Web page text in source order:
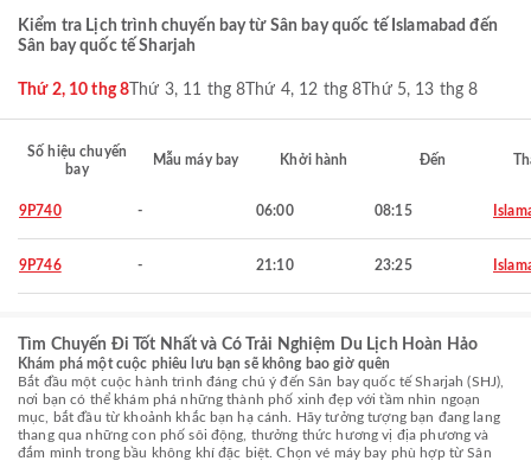
Kiểm tra Lịch trình chuyến bay từ Sân bay quốc tế Islamabad đến
Sân bay quốc tế Sharjah
Thứ 2, 10 thg 8 Thứ 3, 11 thg 8 Thứ 4, 12 thg 8 Thứ 5, 13 thg 8
Số hiệu chuyến
bay
Mẫu máy bay Khởi hành Đến
9P740 - 06:00 08:15
9P746 - 21:10 23:25
Tìm Chuyến Đi Tốt Nhất và Có Trải Nghiệm Du Lịch Hoàn Hảo
Khám phá một cuộc phiêu lưu bạn sẽ không bao giờ quên
Bắt đầu một cuộc hành trình đáng chú ý đến Sân bay quốc tế Sharjah (SHJ),
nơi bạn có thể khám phá những thành phố xinh đẹp với tầm nhìn ngoạn
mục, bắt đầu từ khoảnh khắc bạn hạ cánh. Hãy tưởng tượng bạn đang lang
thang qua những con phố sôi động, thưởng thức hương vị địa phương và
đắm mình trong bầu không khí đặc biệt. Chọn vé máy bay phù hợp từ Sân